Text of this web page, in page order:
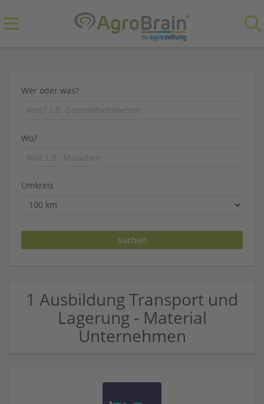
Wer oder was?
Wo?
Umkreis
1 Ausbildung Transport und
Lagerung - Material
Unternehmen